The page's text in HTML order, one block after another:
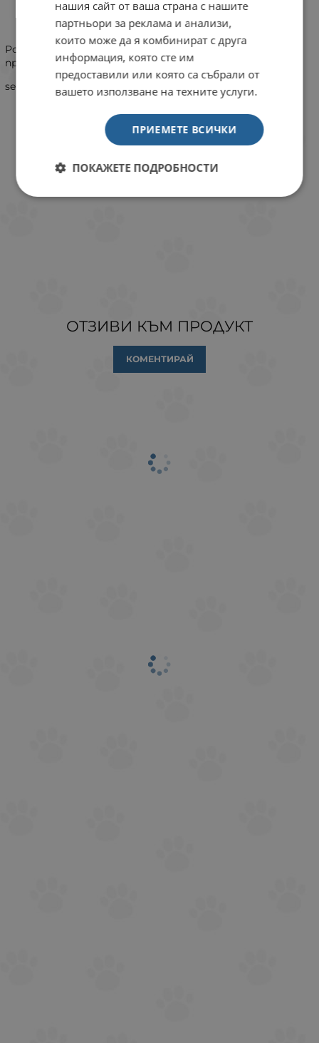
ИНФОРМАЦИЯ
Роторите за реактор 500 и 1000 са различни, моля
проверете кой ротор ви е нужен.
sera тръба+ротор за СО2 реактор 500 или 1000.
ОТЗИВИ КЪМ ПРОДУКТ
КОМЕНТИРАЙ
нашия сайт от ваша страна с нашите
партньори за реклама и анализи,
които може да я комбинират с друга
информация, която сте им
предоставили или която са събрали от
вашето използване на техните услуги.
ПРИЕМЕТЕ ВСИЧКИ
ПОКАЖЕТЕ ПОДРОБНОСТИ